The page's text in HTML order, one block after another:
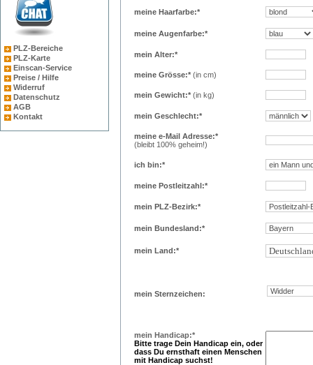
PLZ-Bereiche
PLZ-Karte
Einscan-Service
Preise / Hilfe
Widerruf
Datenschutz
AGB
Kontakt
meine Haarfarbe:*
meine Augenfarbe:*
mein Alter:*
meine Grösse:*(in cm)
mein Gewicht:*(in kg)
mein Geschlecht:*
meine e-Mail Adresse:*
(bleibt 100% geheim!)
ich bin:*
meine Postleitzahl:*
mein PLZ-Bezirk:*
mein Bundesland:*
mein Land:*
mein Sternzeichen:
mein Handicap:*
Bitte trage Dein Handicap ein, oder
dass Du ernsthaft einen Menschen
mit Handicap suchst!